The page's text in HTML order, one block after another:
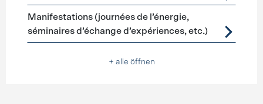
Manifestations (journées de l’énergie,
séminaires d’échange d’expériences, etc.)
+ alle öffnen